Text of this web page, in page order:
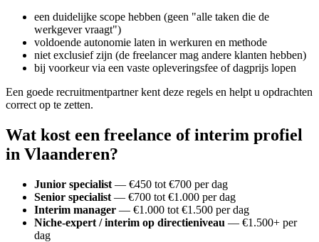
een duidelijke scope hebben (geen "alle taken die de
werkgever vraagt")
voldoende autonomie laten in werkuren en methode
niet exclusief zijn (de freelancer mag andere klanten hebben)
bij voorkeur via een vaste opleveringsfee of dagprijs lopen
Een goede recruitmentpartner kent deze regels en helpt u opdrachten
correct op te zetten.
Wat kost een freelance of interim profiel
in Vlaanderen?
Junior specialist — €450 tot €700 per dag
Senior specialist — €700 tot €1.000 per dag
Interim manager — €1.000 tot €1.500 per dag
Niche-expert / interim op directieniveau — €1.500+ per
dag